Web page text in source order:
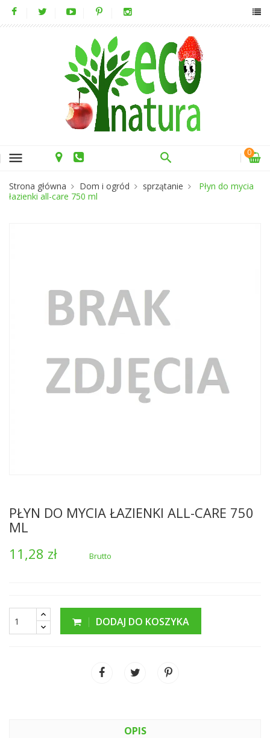
menu 0
Strona główna Dom i ogród sprzątanie
Płyn do mycia
łazienki all-care 750 ml
PŁYN DO MYCIA ŁAZIENKI ALL-CARE 750
ML
11,28 zł
Brutto
DODAJ DO KOSZYKA
OPIS